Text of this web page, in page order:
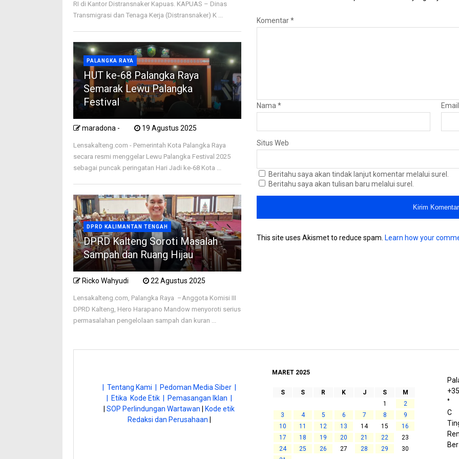
Komentar*
Nama*
Situs Web
Beritahu saya akan tindak lanjut komentar melalui surel.
Beritahu saya akan tulisan baru melalui surel.
This site uses Akismet to reduce spam. Learn how your
RI di Kantor Distransnaker Kapuas. KAPUAS – Dinas
Transmigrasi dan Tenaga Kerja (Distransnaker) K ...
PALANGKA RAYA
HUT ke-68 Palangka Raya
Semarak Lewu Palangka
Festival
maradona - 19 Agustus 2025
Lensakalteng.com - Pemerintah Kota Palangka Raya
secara resmi menggelar Lewu Palangka Festival 2025
sebagai puncak peringatan Hari Jadi ke-68 Kota ...
DPRD KALIMANTAN TENGAH
DPRD Kalteng Soroti Masalah
Sampah dan Ruang Hijau
Ricko Wahyudi 22 Agustus 2025
Lensakalteng.com, Palangka Raya –Anggota Komisi III
DPRD Kalteng, Hero Harapano Mandow menyoroti serius
permasalahan pengelolaan sampah dan kuran ...
| Tentang Kami |
Pedoman Media Siber |
| Etika Kode Etik |
Pemasangan Iklan |
|SOP Perlindungan Wartawan
Kode etik
Redaksi dan Perusahaan
MARET 2025
S S R K J S
M
1
2
3
4 5 6 7 8
9
10
11 12 13 14 15
16
17
18 19 20 21 22
23
24
25 26 27 28 29
30
+35
°
C